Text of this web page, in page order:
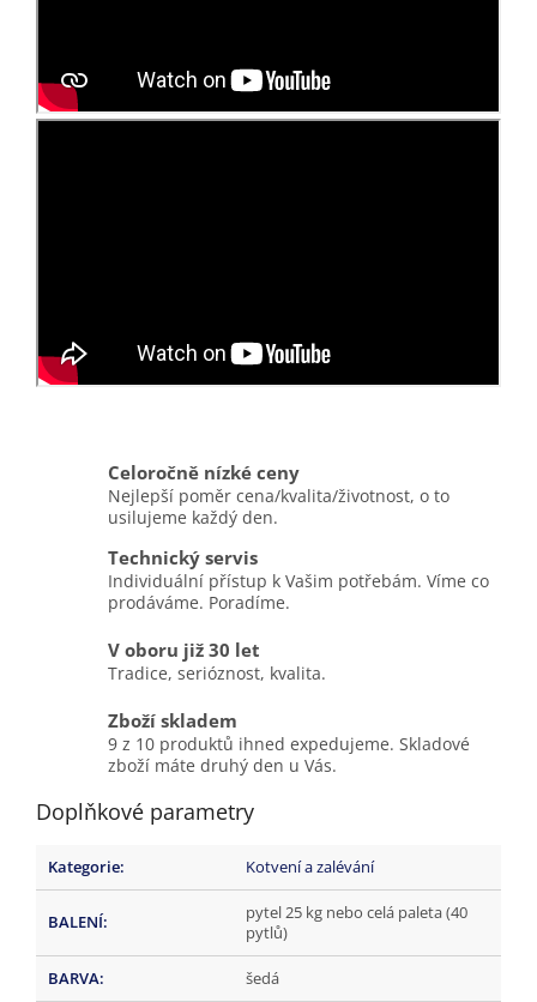
Celoročně nízké ceny
Nejlepší poměr cena/kvalita/životnost, o to
usilujeme každý den.
Technický servis
Individuální přístup k Vašim potřebám. Víme co
prodáváme. Poradíme.
V oboru již 30 let
Tradice, serióznost, kvalita.
Zboží skladem
9 z 10 produktů ihned expedujeme. Skladové
zboží máte druhý den u Vás.
Doplňkové parametry
Kategorie: Kotvení a zalévání
BALENÍ:
pytel 25 kg nebo celá paleta (40
pytlů)
BARVA: šedá